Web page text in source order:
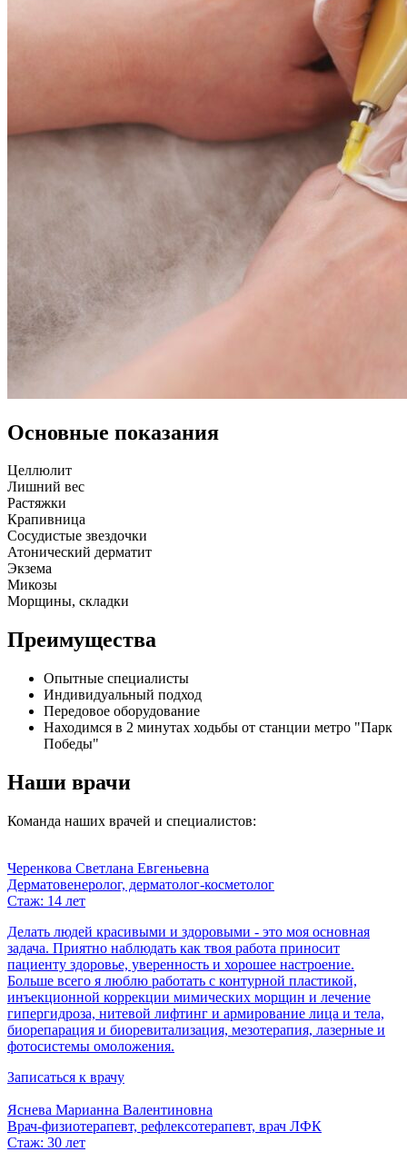
Основные показания
Целлюлит
Лишний вес
Растяжки
Крапивница
Сосудистые звездочки
Атонический дерматит
Экзема
Микозы
Морщины, складки
Преимущества
Опытные специалисты
Индивидуальный подход
Передовое оборудование
Находимся в 2 минутах ходьбы от станции метро "Парк
Победы"
Наши врачи
Команда наших врачей и специалистов:
Черенкова Светлана Евгеньевна
Дерматовенеролог, дерматолог-косметолог
Стаж: 14 лет
Делать людей красивыми и здоровыми - это моя основная
задача. Приятно наблюдать как твоя работа приносит
пациенту здоровье, уверенность и хорошее настроение.
Больше всего я люблю работать с контурной пластикой,
инъекционной коррекции мимических морщин и лечение
гипергидроза, нитевой лифтинг и армирование лица и тела,
биорепарация и биоревитализация, мезотерапия, лазерные и
фотосистемы омоложения.
Записаться к врачу
Яснева Марианна Валентиновна
Врач-физиотерапевт, рефлексотерапевт, врач ЛФК
Стаж: 30 лет